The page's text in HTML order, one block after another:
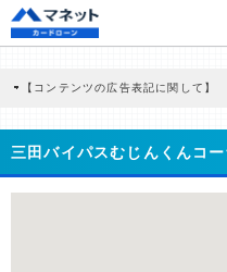
【コンテンツの広告表記に関して】
商品を根拠なくPRするものではなく、
どに基づき、公平性を担保した情報提
>提携企業一覧
三田バイパスむじんくんコ